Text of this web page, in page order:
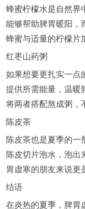
蜂蜜柠檬水是自然界
能够帮助脾胃暖阳，
蜂蜜与适量的柠檬片
红枣山药粥
如果想要更扎实一点
提供所需能量，温暖
将两者搭配熬成粥，
陈皮茶
陈皮茶也是夏季的一
陈皮切片泡水，泡出
胃虚寒的朋友来说更
结语
在炎热的夏季，脾胃